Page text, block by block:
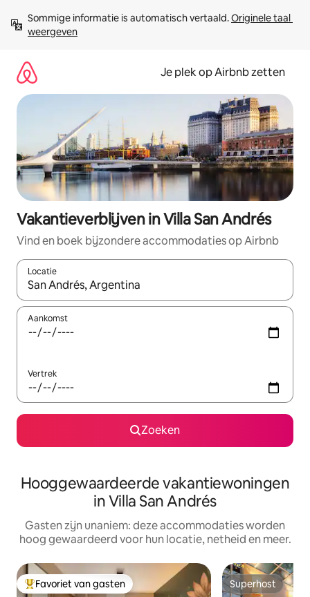
direct
naar
Sommige informatie is automatisch vertaald. Originele taal
weergeven
Je plek op Airbnb zetten
Vakantieverblijven in Villa San Andrés
Vind en boek bijzondere accommodaties op Airbnb
Locatie
Wanneer er resultaten beschikbaar zijn, maak je een keuze
Aankomst
Vertrek
Zoeken
Hooggewaardeerde vakantiewoningen
in Villa San Andrés
Gasten zijn unaniem: deze accommodaties worden
hoog gewaardeerd voor hun locatie, netheid en meer.
Topfavoriet van gasten
Favoriet van gasten Superhost
Superhost